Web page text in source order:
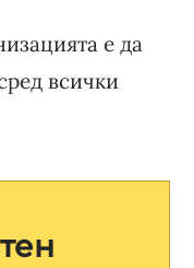
е да
всички